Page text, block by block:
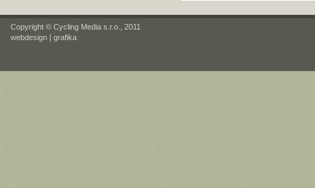
Copyright © Cycling Media s.r.o., 2011
webdesign | grafika